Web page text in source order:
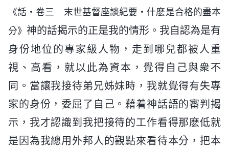
《話・卷三 末世基督座談紀要・什麽是合格的盡本
分》 神的話揭示的正是我的情形。我自認為是有
身份地位的專家級人物，走到哪兒都被人重
視、高看，就以此為資本，覺得自己與衆不
同。當讓我接待弟兄姊妹時，我就覺得有失專
家的身份，委屈了自己。藉着神話語的審判揭
示，我才認識到我把接待的工作看得那麽低就
是因為我總用外邦人的觀點來看待本分，把本